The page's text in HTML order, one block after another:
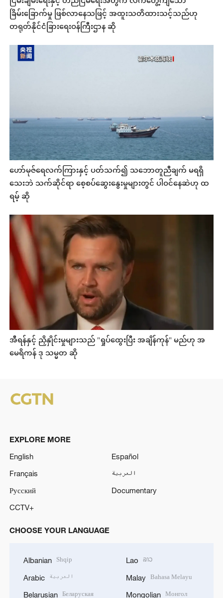
ခြိမ်းခြောက်မှု ဖြစ်လာနေသဖြင့် အထူးသတိထားသင့်သည်ဟု
တရုတ်နိုင်ငံခြားရေးဝန်ကြီးဌာန ဆို
ဟော်မုဇ်ရေလက်ကြားနှင့် ပတ်သက်၍ သဘောတူညီချက် မရရှိ
သေးဘဲ သက်ဆိုင်ရာ စေ့စပ်ဆွေးနွေးမှုများတွင် ပါဝင်နေဆဲဟု ထ
ရမ့် ဆို
အီရန်နှင့် ညှိနှိုင်းမှုများသည် "ရှုပ်ထွေးပြီး အချိန်ကုန်" မည်ဟု အ
မေရိကန် ဒု သမ္မတ ဆို
EXPLORE MORE
English
Español
Français
العربية
Русский
Documentary
CCTV+
CHOOSE YOUR LANGUAGE
Albanian Shqip
Arabic العربية
Belarusian Беларуская
Lao ລາວ
Malay Bahasa Melayu
Mongolian Монгол